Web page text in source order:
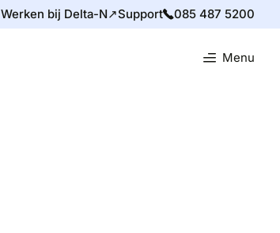
Werken bij Delta-N↗Support 085 487 5200
Menu